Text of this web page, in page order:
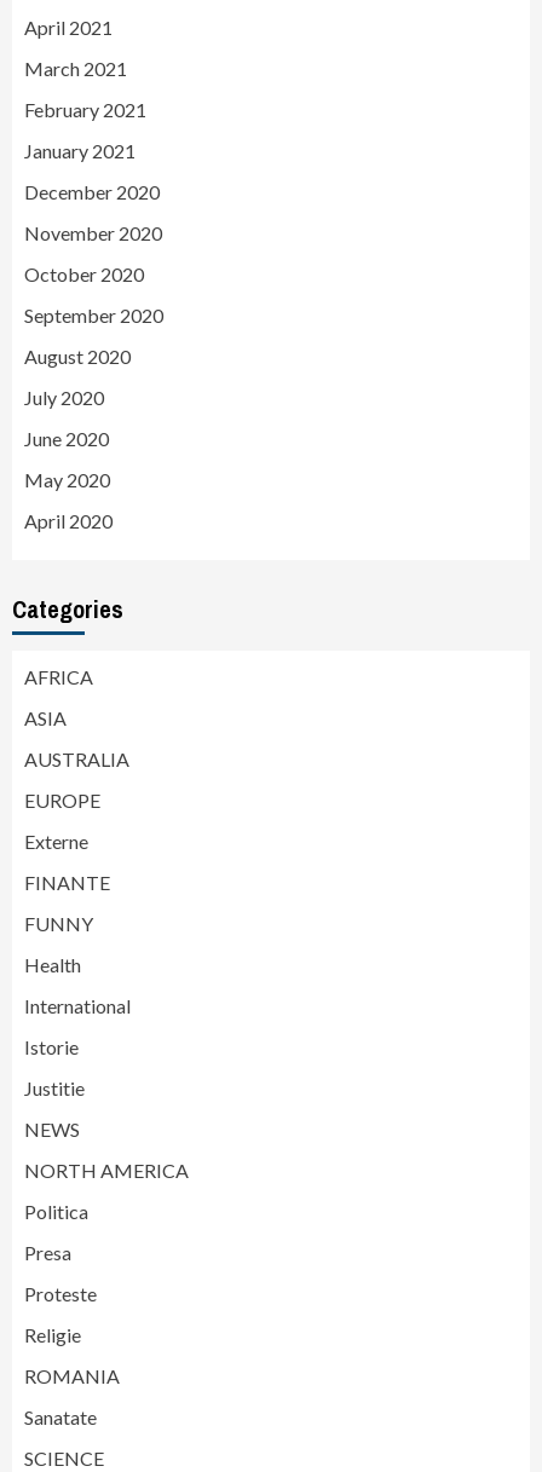
April 2021
March 2021
February 2021
January 2021
December 2020
November 2020
October 2020
September 2020
August 2020
July 2020
June 2020
May 2020
April 2020
Categories
AFRICA
ASIA
AUSTRALIA
EUROPE
Externe
FINANTE
FUNNY
Health
International
Istorie
Justitie
NEWS
NORTH AMERICA
Politica
Presa
Proteste
Religie
ROMANIA
Sanatate
SCIENCE